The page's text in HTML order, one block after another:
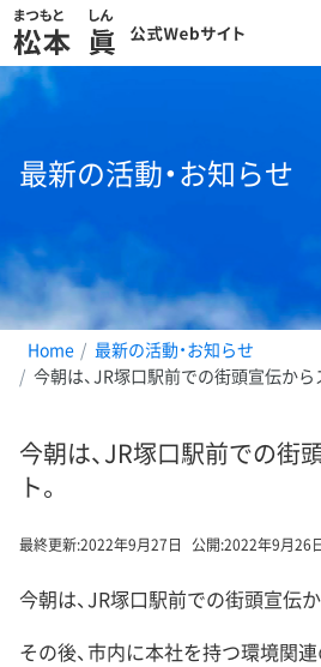
コ
ス
キ
ッ
最新の活動・お知らせ
Home
最新の活動・お知らせ
今朝は、JR塚口駅前での街頭宣伝から
今朝は、JR塚口駅前での街
ト。
最終更新:2022年9月27日 公開:2022年9月26
今朝は、JR塚口駅前での街頭宣伝
その後、市内に本社を持つ環境関